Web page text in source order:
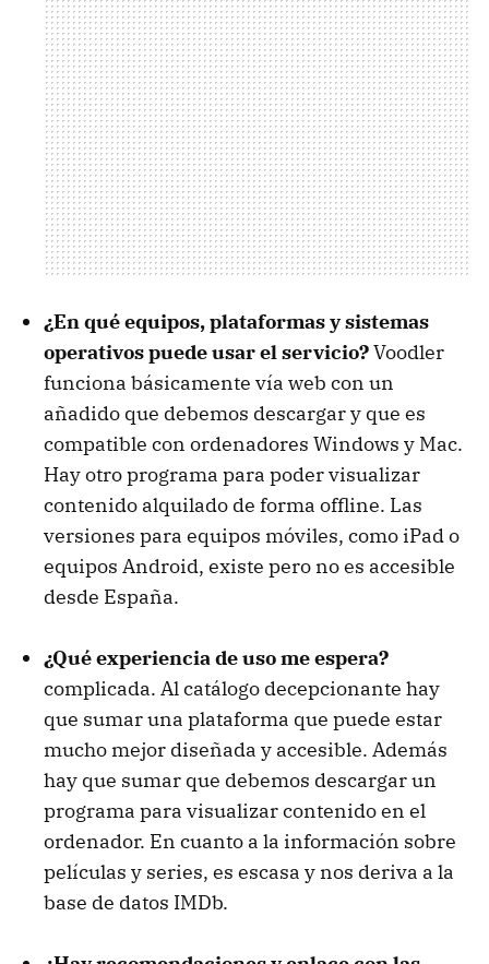
¿En qué equipos, plataformas y sistemas
operativos puede usar el servicio?Voodler
funciona básicamente vía web con un
añadido que debemos descargar y que es
compatible con ordenadores Windows y Mac.
Hay otro programa para poder visualizar
contenido alquilado de forma offline. Las
versiones para equipos móviles, como iPad o
equipos Android, existe pero no es accesible
desde España.
¿Qué experiencia de uso me espera?
complicada. Al catálogo decepcionante hay
que sumar una plataforma que puede estar
mucho mejor diseñada y accesible. Además
hay que sumar que debemos descargar un
programa para visualizar contenido en el
ordenador. En cuanto a la información sobre
películas y series, es escasa y nos deriva a la
base de datos IMDb.